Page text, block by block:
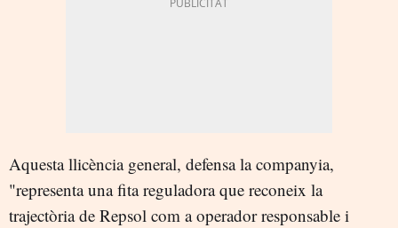
Aquesta llicència general, defensa la companyia,
"representa una fita reguladora que reconeix la
trajectòria de Repsol com a operador responsable i